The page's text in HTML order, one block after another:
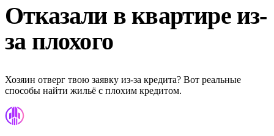
Отказали в квартире из-
за плохого
Хозяин отверг твою заявку из-за кредита? Вот реальные
способы найти жильё с плохим кредитом.